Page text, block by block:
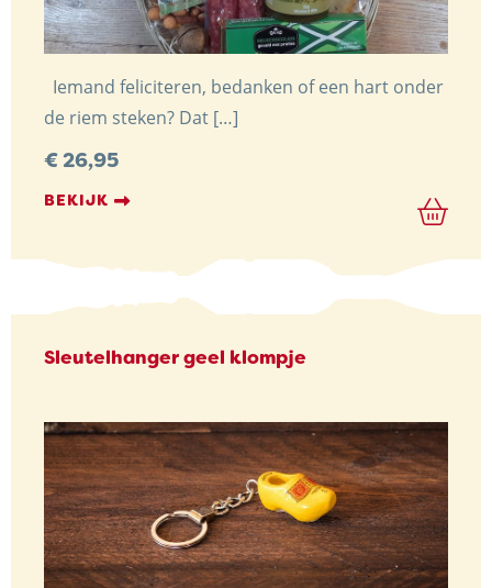
Iemand feliciteren, bedanken of een hart onder
de riem steken? Dat […]
€26,95
BEKIJK
Sleutelhanger geel klompje